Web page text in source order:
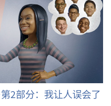
2部分：我让人误会了